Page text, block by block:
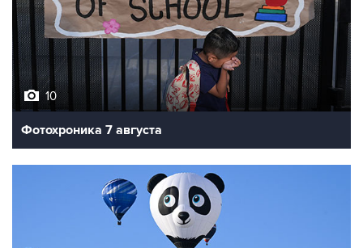
10
Фотохроника 7 августа